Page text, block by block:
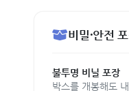
비밀·안전
불투명 비닐 포장
박스를 개봉해도